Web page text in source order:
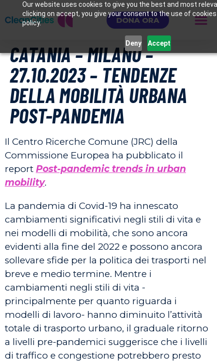
Our website uses cookies to give you the best and most
clicking on accept, you give your consent to the use of
policy.
Deny Accept
DONA ORA
CATANIA – MILANO –
27.10.2023 – TENDENZE
DELLA MOBILITÀ URBANA
POST-PANDEMIA
Il Centro Ricerche Comune (JRC) della
Commissione Europea ha pubblicato il
report Post-pandemic trends in urban
mobility.
La pandemia di Covid-19 ha innescato
cambiamenti significativi negli stili di vita e
nei modelli di mobilità, che sono ancora
evidenti alla fine del 2022 e possono ancora
sollevare sfide per la politica dei trasporti nel
breve e medio termine. Mentre i
cambiamenti negli stili di vita -
principalmente per quanto riguarda i
modelli di lavoro- hanno diminuito l’attività
totale di trasporto urbano, il graduale ritorno
a livelli pre-pandemici suggerisce che i livelli
di traffico e congestione potrebbero presto